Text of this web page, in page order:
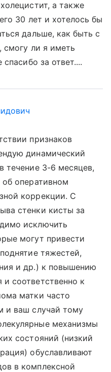
а также
30 лет и хотелось бы
дальше, как быть с
смогу ли я иметь
за ответ....
признаков
динамический
течение 3-6 месяцев,
оперативном
коррекции. С
стенки кисты за
исключить
могут привести
тяжестей,
и др.) к повышению
соответственно к
матки часто
и ваш случай тому
механизмы
состояний (низкий
обуславливают
в комплексной